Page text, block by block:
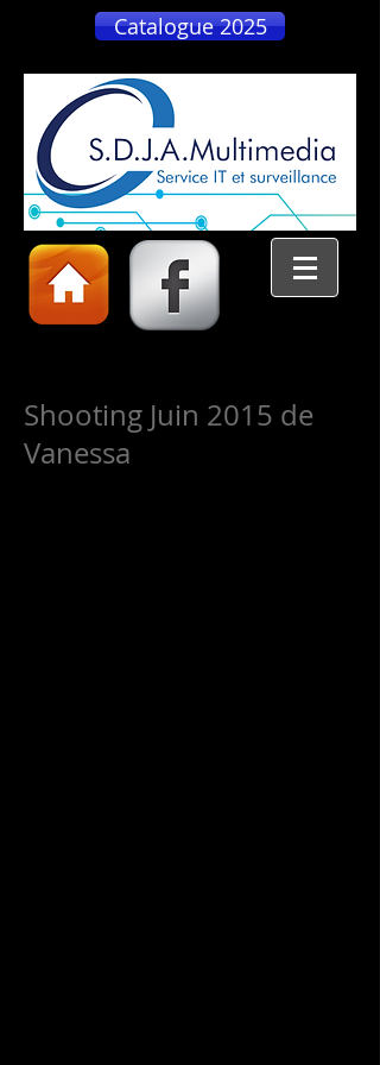
Catalogue 2025
Shooting Juin 2015 de
Vanessa